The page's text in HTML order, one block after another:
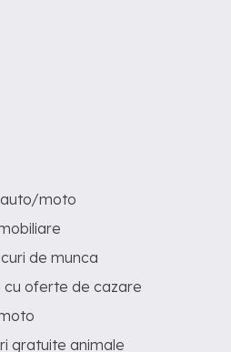
auto/moto
de munca
cu oferte de cazare
gratuite animale